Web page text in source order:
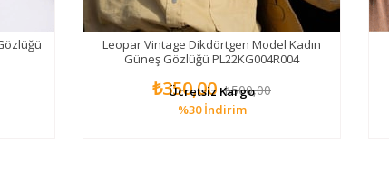
Leopar Vintage Dikdörtgen Model Kadın
Güneş Gözlüğü PL22KG004R004
₺350,00 ₺500,00
%30 İndirim
Ücretsiz Kargo